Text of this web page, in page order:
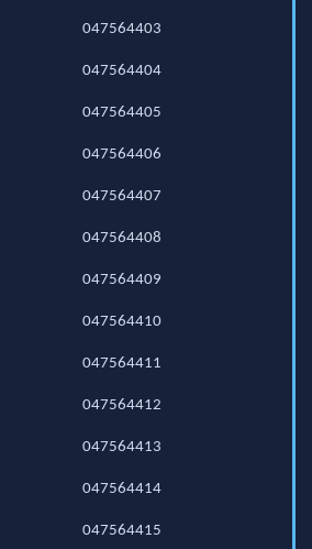
047564403
047564404
047564405
047564406
047564407
047564408
047564409
047564410
047564411
047564412
047564413
047564414
047564415